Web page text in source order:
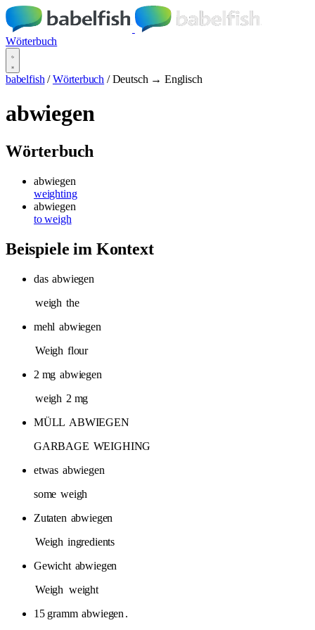
Wörterbuch
babelfish / Wörterbuch / Deutsch → Englisch
abwiegen
Wörterbuch
abwiegen
weighting
abwiegen
to weigh
Beispiele im Kontext
das abwiegen
weigh the
mehl abwiegen
Weigh flour
2 mg abwiegen
weigh 2 mg
MÜLL ABWIEGEN
GARBAGE WEIGHING
etwas abwiegen
some weigh
Zutaten abwiegen
Weigh ingredients
Gewicht abwiegen
Weigh weight
15 gramm abwiegen .